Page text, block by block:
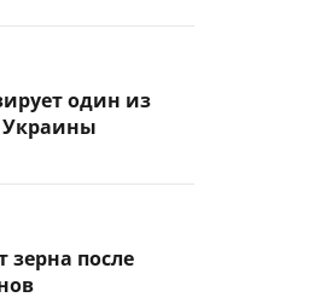
один из
Украины
зерна после